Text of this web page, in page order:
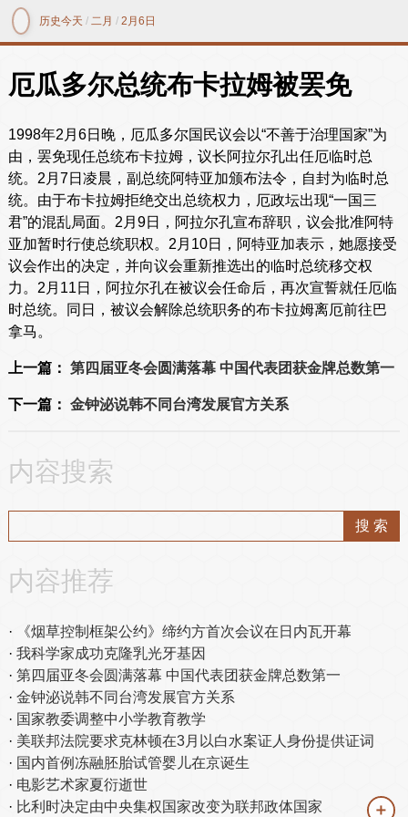
历史今天 /二月 /2月6日
厄瓜多尔总统布卡拉姆被罢免
1998年2月6日晚，厄瓜多尔国民议会以“不善于治理国家”为
由，罢免现任总统布卡拉姆，议长阿拉尔孔出任厄临时总
统。2月7日凌晨，副总统阿特亚加颁布法令，自封为临时总
统。由于布卡拉姆拒绝交出总统权力，厄政坛出现“一国三
君”的混乱局面。2月9日，阿拉尔孔宣布辞职，议会批准阿特
亚加暂时行使总统职权。2月10日，阿特亚加表示，她愿接受
议会作出的决定，并向议会重新推选出的临时总统移交权
力。2月11日，阿拉尔孔在被议会任命后，再次宣誓就任厄临
时总统。同日，被议会解除总统职务的布卡拉姆离厄前往巴
拿马。
上一篇： 第四届亚冬会圆满落幕 中国代表团获金牌总数第一
下一篇： 金钟泌说韩不同台湾发展官方关系
内容搜索
内容推荐
《烟草控制框架公约》缔约方首次会议在日内瓦开幕
我科学家成功克隆乳光牙基因
第四届亚冬会圆满落幕 中国代表团获金牌总数第一
金钟泌说韩不同台湾发展官方关系
国家教委调整中小学教育教学
美联邦法院要求克林顿在3月以白水案证人身份提供证词
国内首例冻融胚胎试管婴儿在京诞生
电影艺术家夏衍逝世
比利时决定由中央集权国家改变为联邦政体国家
＋